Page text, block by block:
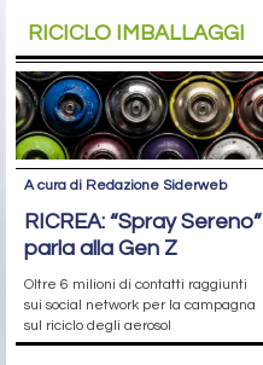
RICICLO IMBALLAGGI
A cura di Redazione Siderweb
RICREA: “Spray Sereno”
parla alla Gen Z
Oltre 6 milioni di contatti raggiunti
sui social network per la campagna
sul riciclo degli aerosol